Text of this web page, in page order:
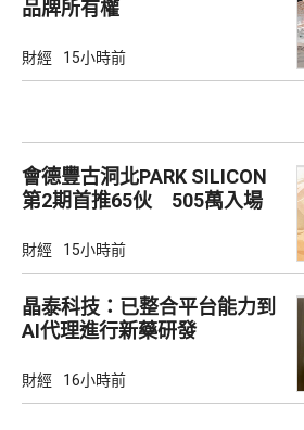
品牌所有權
財經 15小時前
會德豐古洞北PARK SILICON
第2期首推65伙 505萬入場
財經 15小時前
晶泰科技：已整合平台能力到
AI代理進行新藥研發
財經 16小時前